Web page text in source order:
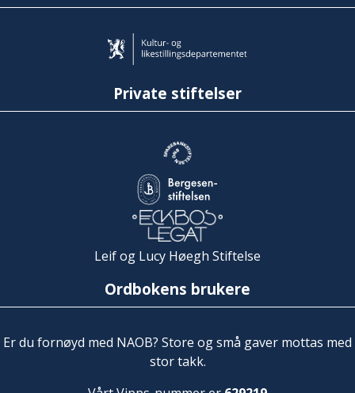
Private stiftelser
Leif og Lucy Høegh Stiftelse
Ordbokens brukere
Er du fornøyd med NAOB? Store og små gaver mottas med
stor takk.